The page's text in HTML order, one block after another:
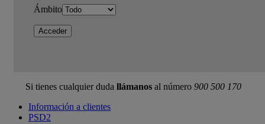
Ámbito
Si tienes cualquier duda llámanos al número 900 500 170
Información a clientes
PSD2